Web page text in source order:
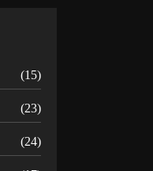
(15)
(23)
(24)